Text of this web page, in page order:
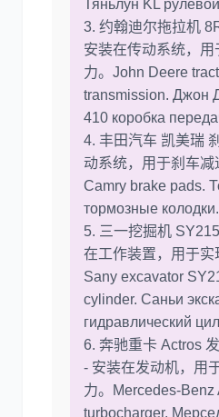
Тяньлун KL
3. 约翰迪尔拖拉机
安装在传动系统，
力。John Deere
transmission. Джон
410 коробка
4. 丰田汽车 凯美瑞
动系统，用于刹车减
Camry brake pads.
тормозные колодки.
5. 三一挖掘机
在工作装置，用于实
Sany excavator
cylinder. Саньи
гидравлический
6. 奔驰重卡 Actros
- 安装在发动机，用
力。Mercedes-Benz
turbocharger.